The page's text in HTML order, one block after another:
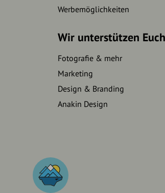
Werbemöglichkeiten
Wir unterstützen Euch
Fotografie & mehr
Marketing
Design & Branding
Anakin Design